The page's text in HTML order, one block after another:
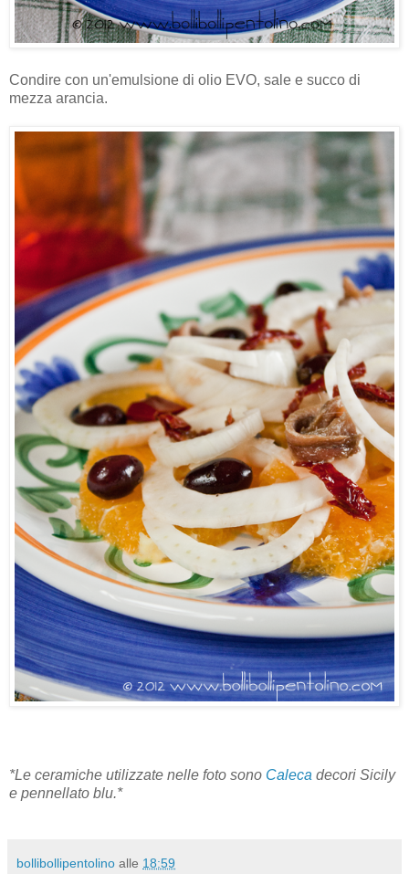
Condire con un'emulsione di olio EVO, sale e succo di
mezza arancia.
*Le ceramiche utilizzate nelle foto sono Caleca decori Sicily
e pennellato blu.*
bollibollipentolino alle 18:59